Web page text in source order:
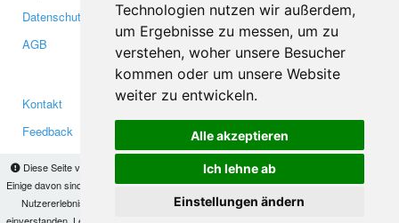
Technologien nutzen wir außerdem,
um Ergebnisse zu messen, um zu
verstehen, woher unsere Besucher
kommen oder um unsere Website
weiter zu entwickeln.
Alle akzeptieren
Ich lehne ab
Einstellungen ändern
Diese Seite verwendet Cookies, um Informationen auf Ihrem Computer zu speichern.
Einige davon sind notwendig, damit unsere Seite funktioniert, andere helfen uns dabei, das
Nutzererlebnis zu verbessern. Mit der Nutzung dieser Seite erklären Sie sich damit
Datenschutzerklärung
AGB
Investoren
Medien
Kontakt
Feedback
Facebook
Twitter
YouTube
Google+